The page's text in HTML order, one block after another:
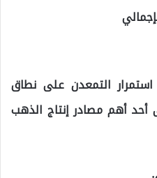
التمعدن على نطاق
أهم مصادر إنتاج الذهب